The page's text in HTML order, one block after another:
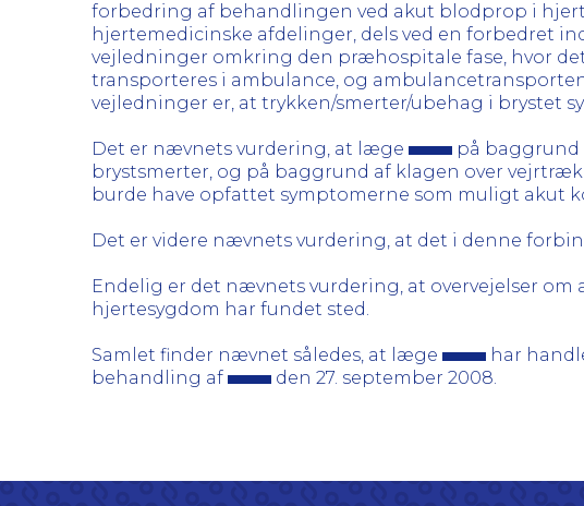
forbedring af behandlingen ved akut blodprop i
hjertemedicinske afdelinger, dels ved en forbedret
vejledninger omkring den præhospitale fase, hvor
transporteres i ambulance, og
vejledninger er, at trykken/smerter/ubehag i brystet
Det er nævnets vurdering, at læge på baggrund
brystsmerter, og på baggrund af klagen over
burde have opfattet symptomerne som muligt akut
Det er videre nævnets vurdering, at det i denne
Endelig er det nævnets vurdering, at overvejelser
hjertesygdom har fundet sted.
Samlet finder nævnet således, at læge
har
behandling af
den 27. september 2008.